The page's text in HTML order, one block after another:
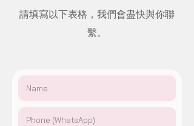
請填寫以下表格，我們會盡快與你聯
繫。